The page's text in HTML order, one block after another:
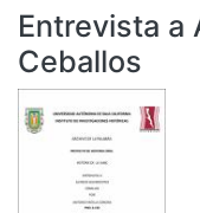
Entrevista a
Ceballos